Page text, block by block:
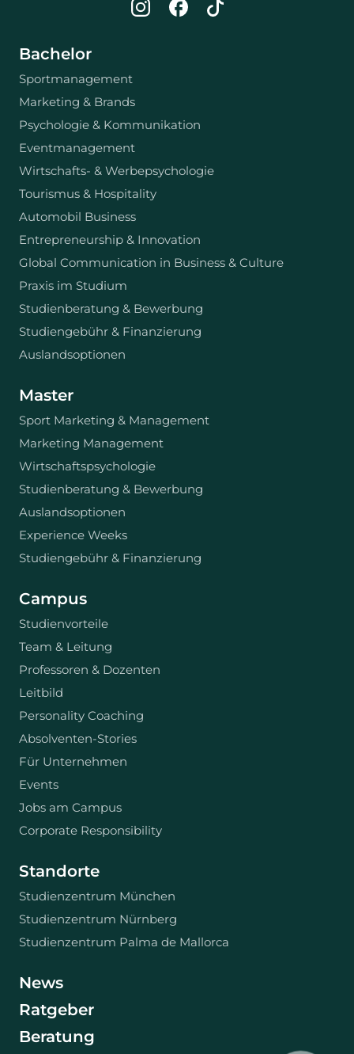
Bachelor
Sportmanagement
Marketing & Brands
Psychologie & Kommunikation
Eventmanagement
Wirtschafts- & Werbepsychologie
Tourismus & Hospitality
Automobil Business
Entrepreneurship & Innovation
Global Communication in Business & Culture
Praxis im Studium
Studienberatung & Bewerbung
Studiengebühr & Finanzierung
Auslandsoptionen
Master
Sport Marketing & Management
Marketing Management
Wirtschaftspsychologie
Studienberatung & Bewerbung
Auslandsoptionen
Experience Weeks
Studiengebühr & Finanzierung
Campus
Studienvorteile
Team & Leitung
Professoren & Dozenten
Leitbild
Personality Coaching
Absolventen-Stories
Für Unternehmen
Events
Jobs am Campus
Corporate Responsibility
Standorte
Studienzentrum München
Studienzentrum Nürnberg
Studienzentrum Palma de Mallorca
News
Ratgeber
Beratung